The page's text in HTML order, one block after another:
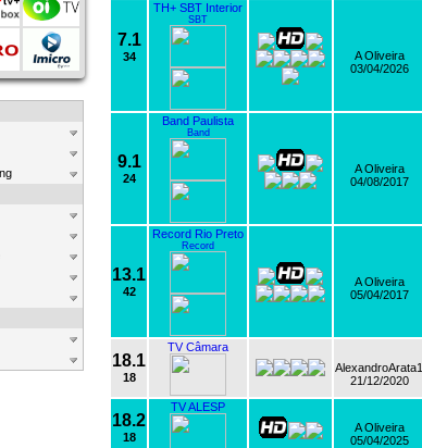
7.1
34
TH+ SBT Interior
SBT
A Oliveira
03/04/2026
9.1
24
Band Paulista
Band
A Oliveira
04/08/2017
13.1
42
Record Rio Preto
Record
A Oliveira
05/04/2017
18.1
18
TV Câmara
AlexandroArata1
21/12/2020
18.2
18
TV ALESP
A Oliveira
05/04/2025